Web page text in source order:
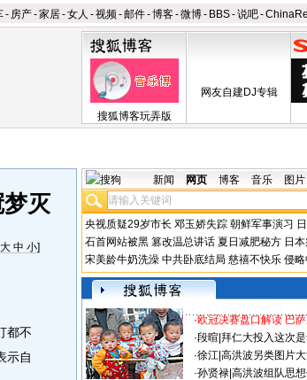
- 房产-家居-女人 -视频-邮件-博客-微博- BBS-说吧-
搜狐博客玩弄版
网友自建DJ专辑
灭
大 中 小]
都不
示自
新闻 网页 博客 音乐 图片
央视质疑29岁市长 邓玉娇失踪 朝鲜军事演习
石首网站被黑 篡改温总讲话 夏日减肥秘方 日
宋美龄牛奶洗澡 中共卧底结局 慈禧不快乐 侵
·欧冠决赛盘口解读 巴
·段暄 拜仁大投入这次
·徐江| 高洪波另类图片
·孙贤禄| 高洪波组队思